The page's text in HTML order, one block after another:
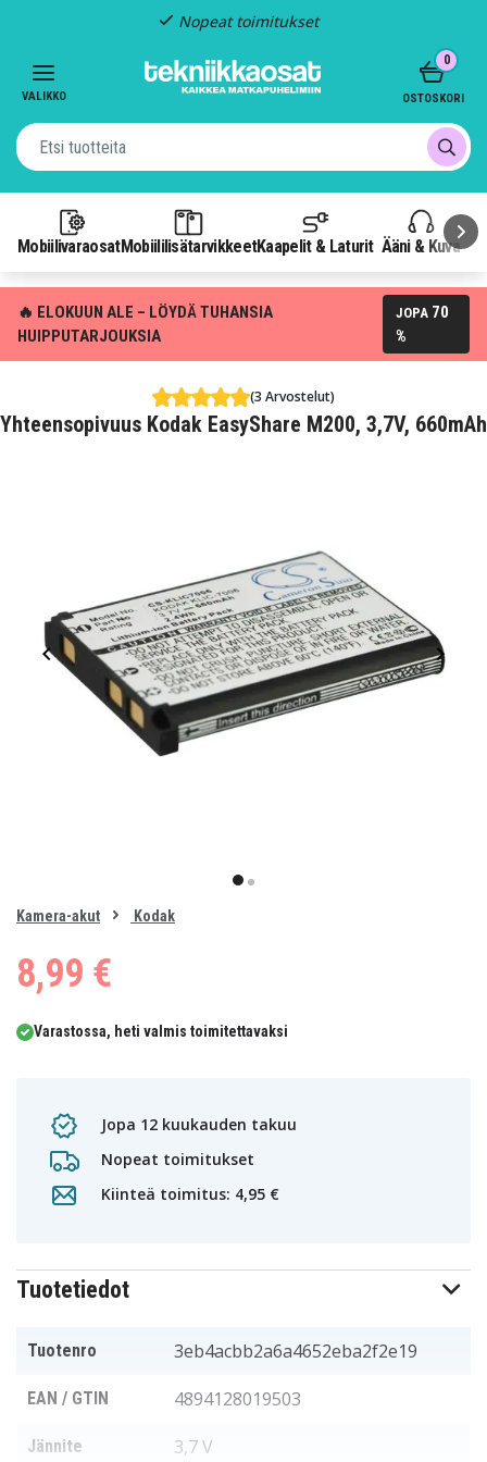
Nopeat toimitukset
VALIKKO
MobiilivaraosatMobiililisätarvikkeetKaapelit & Laturit Ääni & Kuva
0
OSTOSKORI
🔥 ELOKUUN ALE – LÖYDÄ TUHANSIA
HUIPPUTARJOUKSIA
JOPA 70
%
(3 Arvostelut)
Yhteensopivuus Kodak EasyShare M200, 3,7V, 660mAh
item
of
Kamera-akut Kodak
8,99 €
Varastossa, heti valmis toimitettavaksi
Jopa 12 kuukauden takuu
Nopeat toimitukset
Kiinteä toimitus: 4,95 €
Tuotetiedot
Tuotenro 3eb4acbb2a6a4652eba2f2e19
EAN / GTIN 4894128019503
Jännite 3,7 V